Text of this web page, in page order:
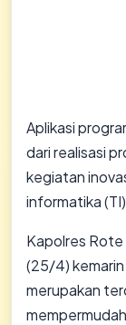
Aplikasi
dari realisasi
kegiatan
informatika
Kapolres Rote
(25/4)
merupakan